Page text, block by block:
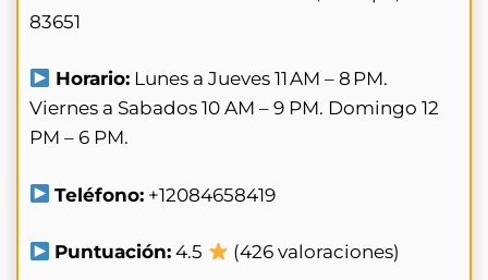
83651
Horario: Lunes a Jueves 11 AM – 8 PM.
Viernes a Sabados 10 AM – 9 PM. Domingo 12
PM – 6 PM.
Teléfono: +12084658419
Puntuación: 4.5 (426 valoraciones)